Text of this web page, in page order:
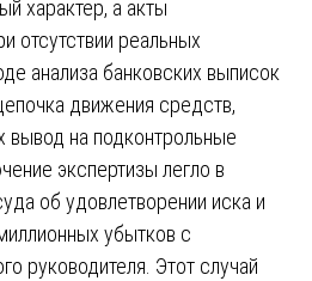
характер, а акты
отсутствии реальных
анализа банковских выписок
движения средств,
вывод на подконтрольные
экспертизы легло в
об удовлетворении иска и
убытков с
руководителя. Этот случай